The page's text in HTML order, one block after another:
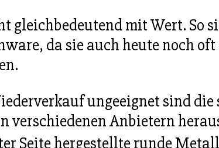
gleichbedeutend mit Wert. So
da sie auch heute noch
ungeeignet sind die
verschiedenen Anbietern
Seite hergestellte runde